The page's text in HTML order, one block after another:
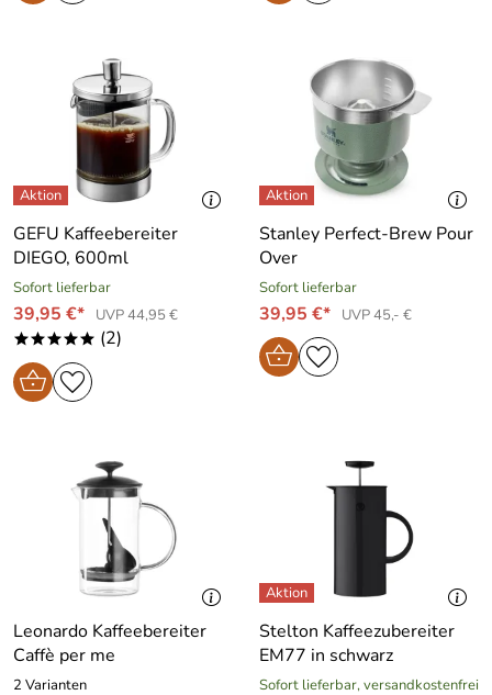
GEFU Kaffeebereiter
DIEGO, 600ml
Sofort lieferbar
39,95 €* UVP 44,95 €
***** (2)
Stanley Perfect-Brew Pour
Over
Sofort lieferbar
39,95 €* UVP 45,- €
Leonardo Kaffeebereiter
Caffè per me
2 Varianten
Stelton Kaffeezubereiter
EM77 in schwarz
Sofort lieferbar, versandkostenfrei